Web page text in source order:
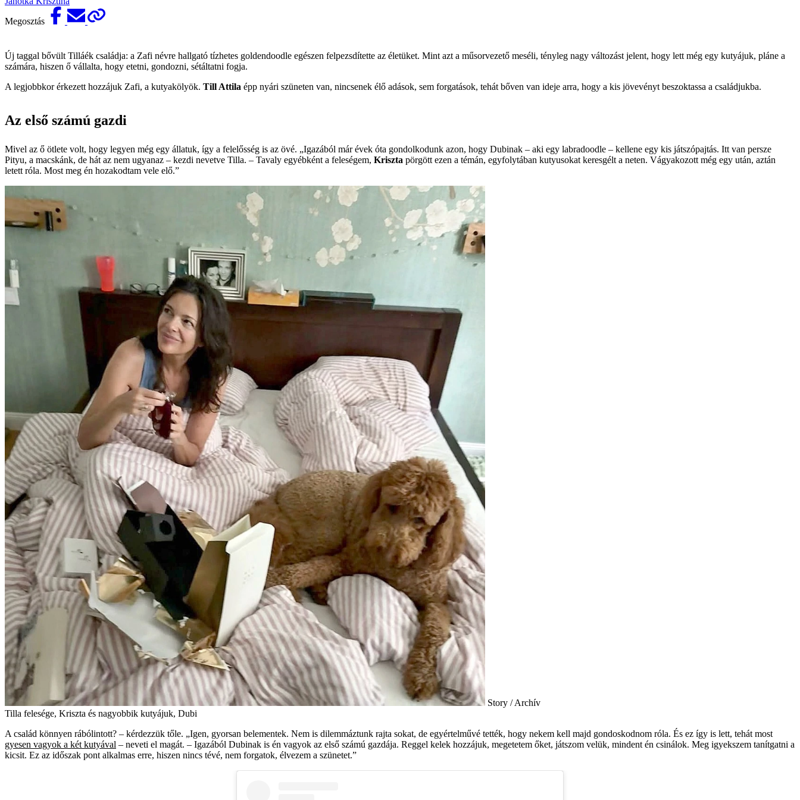
Megosztás
Új taggal bővült Tilláék családja: a Zafi névre hallgató tízhetes goldendoodle egészen felpezsdítette az életüket. Mint azt a műsorvezető meséli, tényleg nagy változást jelent, hogy lett még egy kutyájuk, pláne a
számára, hiszen ő vállalta, hogy etetni, gondozni, sétáltatni fogja.
A legjobbkor érkezett hozzájuk Zafi, a kutya­kölyök. Till Attila épp nyári szüneten van, nincsenek élő adások, sem forgatások, tehát bőven van ideje arra, hogy a kis jövevényt beszoktassa a családjukba.
Az első számú gazdi
Mivel az ő ötlete volt, hogy legyen még egy állatuk, így a felelősség is az övé. „Igazából már évek óta gondolkodunk azon, hogy Dubinak – aki egy labradoodle – kellene egy kis játszópajtás. Itt van persze
Pityu, a macskánk, de hát az nem ugyanaz – kezdi nevetve Tilla. – Tavaly egyébként a feleségem, Kriszta pörgött ezen a témán, egyfolytában kutyusokat keresgélt a neten. Vágyakozott még egy után, aztán
letett róla. Most meg én hozakodtam vele elő.”
Story / Archív
Tilla felesége, Kriszta és nagyobbik kutyájuk, Dubi
A család könnyen rábólintott? – kérdezzük tőle. „Igen, gyorsan belementek. Nem is dilemmáztunk rajta sokat, de egyértelművé tették, hogy nekem kell majd gondoskodnom róla. És ez így is lett, tehát most
gyesen vagyok a két kutyával – neveti el magát. – Igazából Dubinak is én vagyok az első számú gazdája. Reggel kelek hozzájuk, megetetem őket, játszom velük, mindent én csinálok. Meg igyekszem tanítgatni a
kicsit. Ez az időszak pont alkalmas erre, hiszen nincs tévé, nem forgatok, élvezem a szünetet.”